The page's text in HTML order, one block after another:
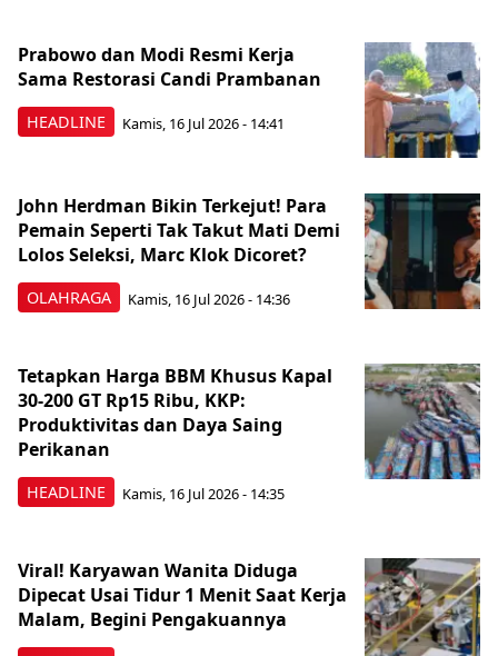
HEADLINE
Prabowo dan Modi Resmi Kerja
Sama Restorasi Candi Prambanan
Kamis, 16 Jul 2026 - 14:41
OLAHRAGA
John Herdman Bikin Terkejut! Para
Pemain Seperti Tak Takut Mati Demi
Lolos Seleksi, Marc Klok Dicoret?
Kamis, 16 Jul 2026 - 14:36
HEADLINE
Tetapkan Harga BBM Khusus Kapal
30-200 GT Rp15 Ribu, KKP:
Produktivitas dan Daya Saing
Perikanan
Kamis, 16 Jul 2026 - 14:35
Viral! Karyawan Wanita Diduga
Dipecat Usai Tidur 1 Menit Saat Kerja
Malam, Begini Pengakuannya